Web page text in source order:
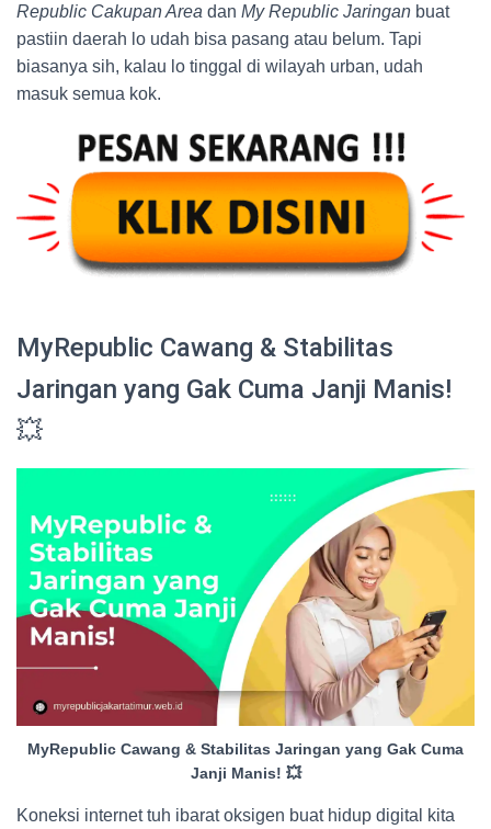
Republic Cakupan Area dan My Republic Jaringan buat
pastiin daerah lo udah bisa pasang atau belum. Tapi
biasanya sih, kalau lo tinggal di wilayah urban, udah
masuk semua kok.
MyRepublic Cawang & Stabilitas
Jaringan yang Gak Cuma Janji Manis!
💥
MyRepublic Cawang & Stabilitas Jaringan yang Gak Cuma
Janji Manis! 💥
Koneksi internet tuh ibarat oksigen buat hidup digital kita